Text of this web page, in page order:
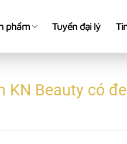
phẩm Tuyển đại lý
Beauty có